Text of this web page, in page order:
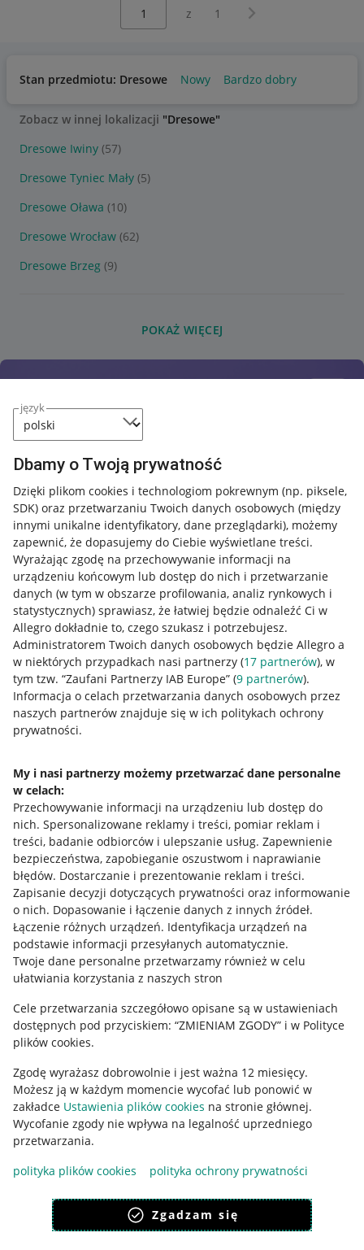
język
Dbamy o Twoją prywatność
Dzięki plikom cookies i technologiom pokrewnym (np. piksele,
SDK) oraz przetwarzaniu Twoich danych osobowych (między
innymi unikalne identyfikatory, dane przeglądarki), możemy
zapewnić, że dopasujemy do Ciebie wyświetlane treści.
Wyrażając zgodę na przechowywanie informacji na
urządzeniu końcowym lub dostęp do nich i przetwarzanie
danych (w tym w obszarze profilowania, analiz rynkowych i
statystycznych) sprawiasz, że łatwiej będzie odnaleźć Ci w
Allegro dokładnie to, czego szukasz i potrzebujesz.
Administratorem Twoich danych osobowych będzie Allegro a
w niektórych przypadkach nasi partnerzy (17 partnerów), w
tym tzw. “Zaufani Partnerzy IAB Europe” (9 partnerów).
Informacja o celach przetwarzania danych osobowych przez
naszych partnerów znajduje się w ich politykach ochrony
prywatności.
My i nasi partnerzy możemy przetwarzać dane personalne
w celach:
Przechowywanie informacji na urządzeniu lub dostęp do
nich. Spersonalizowane reklamy i treści, pomiar reklam i
treści, badanie odbiorców i ulepszanie usług. Zapewnienie
bezpieczeństwa, zapobieganie oszustwom i naprawianie
błędów. Dostarczanie i prezentowanie reklam i treści.
Zapisanie decyzji dotyczących prywatności oraz informowanie
o nich. Dopasowanie i łączenie danych z innych źródeł.
Łączenie różnych urządzeń. Identyfikacja urządzeń na
podstawie informacji przesyłanych automatycznie.
Twoje dane personalne przetwarzamy również w celu
ułatwiania korzystania z naszych stron
Cele przetwarzania szczegółowo opisane są w ustawieniach
dostępnych pod przyciskiem: “ZMIENIAM ZGODY” i w Polityce
plików cookies.
Zgodę wyrażasz dobrowolnie i jest ważna 12 miesięcy.
Możesz ją w każdym momencie wycofać lub ponowić w
zakładce Ustawienia plików cookies na stronie głównej.
Wycofanie zgody nie wpływa na legalność uprzedniego
przetwarzania.
polityka plików cookies
polityka ochrony prywatności
Zgadzam się
z 1 Następna strona
Stan przedmiotu: Dresowe Nowy Bardzo dobry
Zobacz w innej lokalizacji "Dresowe"
Dresowe Iwiny (57)
Dresowe Tyniec Mały (5)
Dresowe Oława (10)
Dresowe Wrocław (62)
Dresowe Brzeg (9)
POKAŻ WIĘCEJ
Przydatne informacje
Jak to działa
Allegro Gadane dla sprzedających
Allegro Gadane dla kupujących
Mapa miejscowości
Informacje prawne
Regulamin
Polityka plików "cookies"
Ustawienia plików "cookies"
Udostępnianie lokalizacji
Informacje dla Aktu o Usługach Cyfrowych
Pobierz aplikację